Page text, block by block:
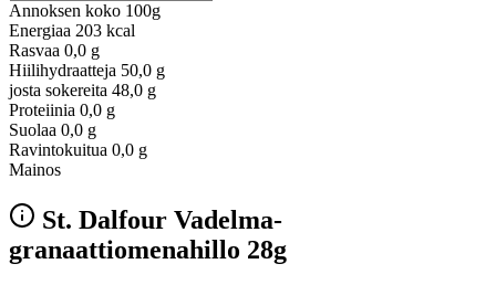
Annoksen koko 100g
Energiaa 203 kcal
Rasvaa 0,0 g
Hiilihydraatteja 50,0 g
josta sokereita 48,0 g
Proteiinia 0,0 g
Suolaa 0,0 g
Ravintokuitua 0,0 g
Mainos
St. Dalfour Vadelma-
granaattiomenahillo 28g